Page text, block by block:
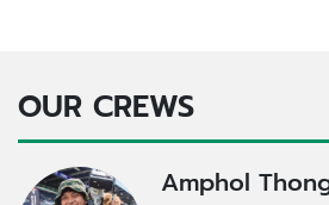
OUR CREWS
Amphol